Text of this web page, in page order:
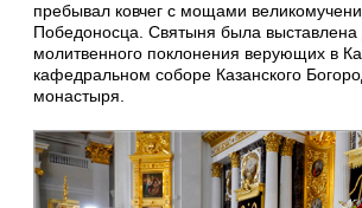
пребывал ковчег с мощами
Победоносца. Святыня была выставлена
молитвенного поклонения верующих в
кафедральном соборе Казанского
монастыря.